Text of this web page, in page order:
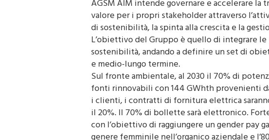
AGSM AIM intende governare e accelerare la
valore per i propri stakeholder attraverso
di sostenibilità, la spinta alla crescita e la
L’obiettivo del Gruppo è quello di integrare
sostenibilità, andando a definire un set di
e medio-lungo termine.
Sul fronte ambientale, al 2030 il 70% di
fonti rinnovabili con 144 GWhth provenienti
i clienti, i contratti di fornitura elettrica
il 20%. Il 70% di bollette sarà elettronico.
con l’obiettivo di raggiungere un gender pay